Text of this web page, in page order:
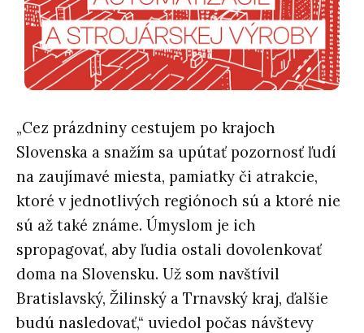
„Cez prázdniny cestujem po krajoch
Slovenska a snažím sa upútať pozornosť ľudí
na zaujímavé miesta, pamiatky či atrakcie,
ktoré v jednotlivých regiónoch sú a ktoré nie
sú až také známe. Úmyslom je ich
spropagovať, aby ľudia ostali dovolenkovať
doma na Slovensku. Už som navštívil
Bratislavský, Žilinský a Trnavský kraj, ďalšie
budú nasledovať,“ uviedol počas návštevy